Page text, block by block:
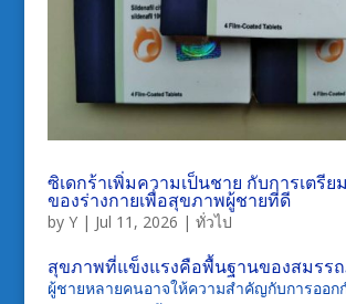
ซิเดกร้าเพิ่มความเป็นชาย กับการเตรี
ของร่างกายเพื่อสุขภาพผู้ชายที่ดี
by Y| Jul 11, 2026 | ทั่วไป
สุขภาพที่แข็งแรงคือพื้นฐานของสมรร
ผู้ชายหลายคนอาจให้ความสำคัญกับการออก